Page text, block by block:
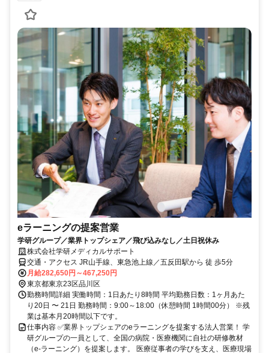
eラーニングの提案営業
学研グループ／業界トップシェア／飛び込みなし／土日祝休み
株式会社学研メディカルサポート
交通・アクセス JR山手線、東急池上線／五反田駅から 徒 歩5分
月給282,650円～467,250円
東京都東京23区品川区
勤務時間詳細 実働時間：1日あたり8時間 平均勤務日数：1ヶ月あた
り20日 〜 21日 勤務時間：9:00～18:00（休憩時間 1時間00分） ※残
業は基本月20時間以下です。
仕事内容 ✅業界トップシェアのeラーニングを提案する法人営業！ 学
研グループの一員として、全国の病院・医療機関に自社の研修教材
（e-ラーニング）を提案します。 医療従事者の学びを支え、医療現場